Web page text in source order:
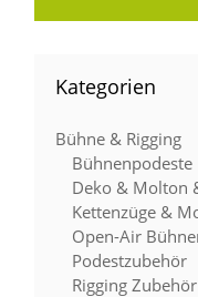
Kategorien
Bühne & Rigging
Bühnenpodeste
Deko & Molton
Kettenzüge &
Open-Air
Podestzubehör
Rigging Zubehör